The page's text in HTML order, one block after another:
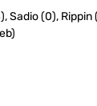
(0), Rippin